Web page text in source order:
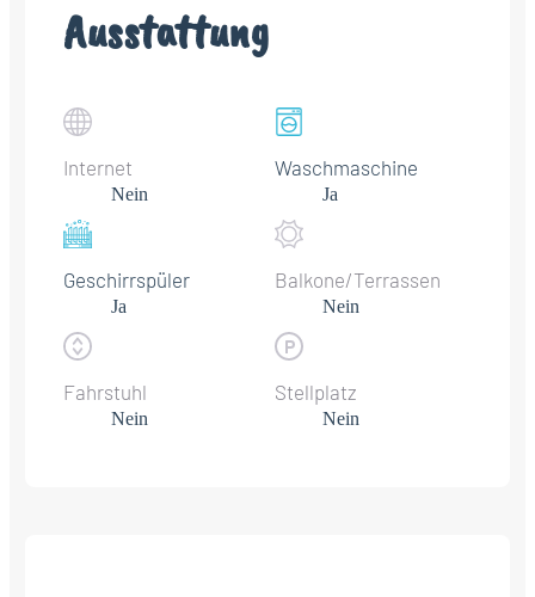
Ausstattung
Internet
Nein
Waschmaschine
Ja
Geschirrspüler
Ja
Balkone/Terrassen
Nein
Fahrstuhl
Nein
Stellplatz
Nein